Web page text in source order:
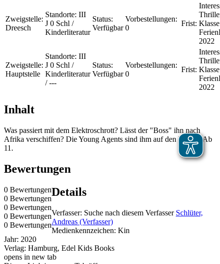
Zweigstelle:
Dreesch
Standorte: III
J 0 Schl /
Kinderliteratur
Status:
Verfügbar
Vorbestellungen:
0
Frist:
2022
Zweigstelle:
Hauptstelle
Standorte: III
J 0 Schl /
Kinderliteratur
/ ---
Status:
Verfügbar
Vorbestellungen:
0
Frist:
2022
Inhalt
Was passiert mit dem Elektroschrott? Lässt der "Boss" ihn nach
Afrika verschiffen? Die Young Agents sind ihm auf den Fersen. Ab
11.
Bewertungen
0 Bewertungen
0 Bewertungen
0 Bewertungen
0 Bewertungen
0 Bewertungen
Details
Verfasser: Suche nach diesem Verfasser Schlüter,
Andreas (Verfasser)
Medienkennzeichen: Kin
Jahr: 2020
Verlag: Hamburg, Edel Kids Books
opens in new tab